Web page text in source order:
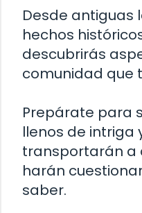
Desde antiguas
hechos
descubrirás
comunidad que
Prepárate para
llenos de intriga
transportarán a
harán
saber.